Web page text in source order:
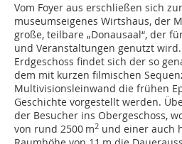
Vom Foyer aus erschließen sich
museumseigenes Wirtshaus, der
große, teilbare „Donausaal“, der
und Veranstaltungen genutzt
Erdgeschoss findet sich der so
dem mit kurzen filmischen
Multivisionsleinwand die frühen
Geschichte vorgestellt werden.
der Besucher ins Obergeschoss,
von rund 2500 m2 und einer auch